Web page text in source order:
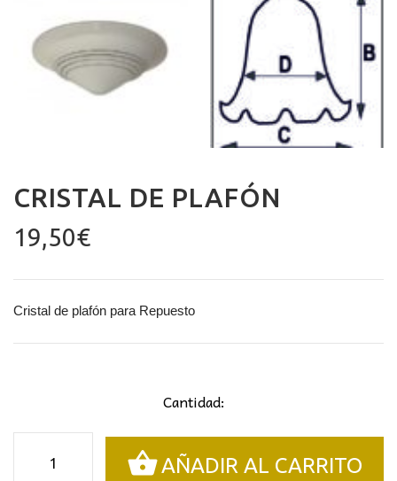
CRISTAL DE PLAFÓN
19,50€
Cristal de plafón para Repuesto
Cantidad:
AÑADIR AL CARRITO